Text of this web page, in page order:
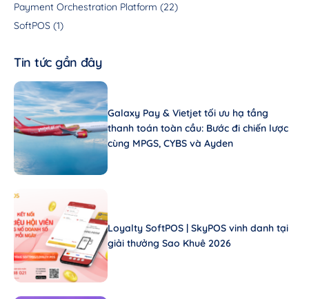
Payment Orchestration Platform (22)
SoftPOS (1)
Tin tức gần đây
Galaxy Pay & Vietjet tối ưu hạ tầng
thanh toán toàn cầu: Bước đi chiến lược
cùng MPGS, CYBS và Ayden
Loyalty SoftPOS | SkyPOS vinh danh tại
giải thưởng Sao Khuê 2026